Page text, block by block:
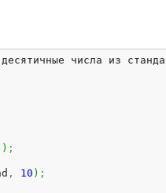
числа из
) ;
, 10 ) ;